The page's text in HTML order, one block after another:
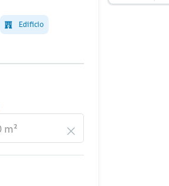
Edificio